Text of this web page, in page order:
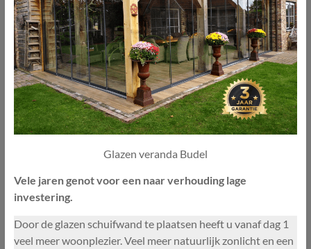
Glazen veranda Budel
Vele jaren genot voor een naar verhouding lage
investering.
Door de glazen schuifwand te plaatsen heeft u vanaf dag 1
veel meer woonplezier. Veel meer natuurlijk zonlicht en een